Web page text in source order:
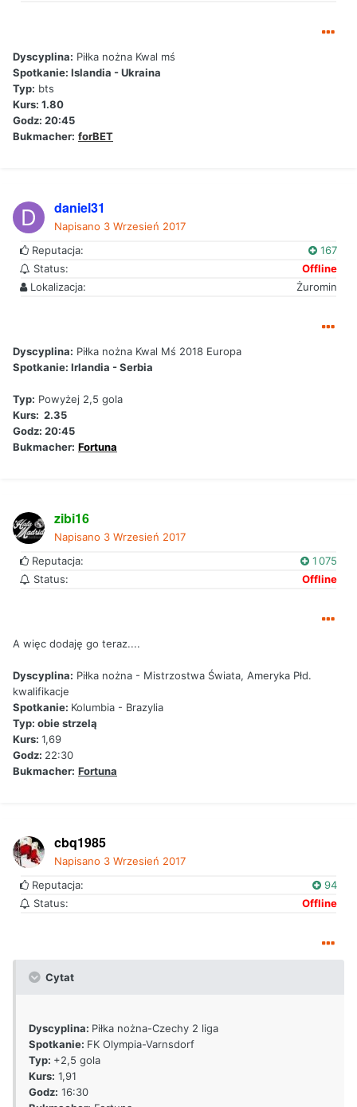
Dyscyplina: Piłka nożna Kwal mś
Spotkanie: Islandia - Ukraina
Typ: bts
Kurs: 1.80
Godz: 20:45
Bukmacher: forBET
daniel31
Napisano 3 Wrzesień 2017
Reputacja:
167
Status:
Offline
Lokalizacja:
Żuromin
Dyscyplina: Piłka nożna Kwal Mś 2018 Europa
Spotkanie: Irlandia - Serbia
Typ: Powyżej 2,5 gola
Kurs: 2.35
Godz: 20:45
Bukmacher: Fortuna
zibi16
Napisano 3 Wrzesień 2017
Reputacja:
1 075
Status:
Offline
A więc dodaję go teraz....
Dyscyplina: Piłka nożna - Mistrzostwa Świata, Ameryka Płd.
kwalifikacje
Spotkanie: Kolumbia - Brazylia
Typ: obie strzelą
Kurs: 1,69
Godz: 22:30
Bukmacher: Fortuna
cbq1985
Napisano 3 Wrzesień 2017
Reputacja:
94
Status:
Offline
Cytat
Dyscyplina: Piłka nożna-Czechy 2 liga
Spotkanie: FK Olympia-Varnsdorf
Typ: +2,5 gola
Kurs: 1,91
Godz: 16:30